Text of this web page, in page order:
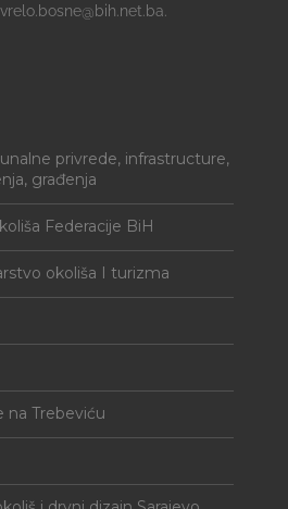
privrede, infrastructure,
građenja
Federacije BiH
okoliša I turizma
na Trebeviću